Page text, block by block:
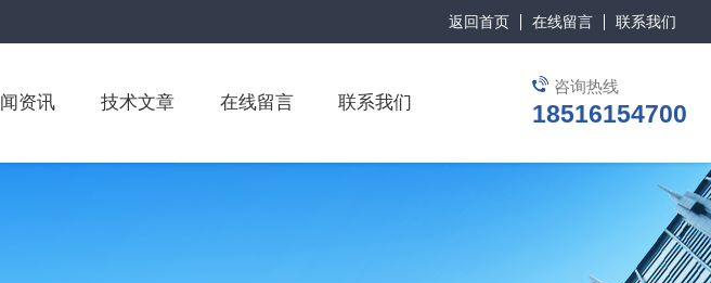
返回首页 在线留言 联系我们
咨询热线
18516154700
资讯 技术文章 在线留言 联系我们